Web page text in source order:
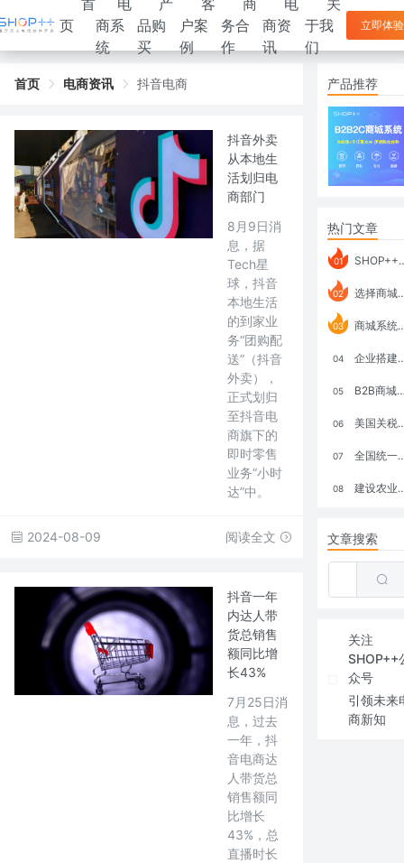
首
页
电
商系
统
产
品购
买
客
户案
例
商
务合
作
电
商资
讯
关
于我
们
立即体验
首页 电商资讯 抖音电商
抖音外卖
从本地生
活划归电
商部门
8月9日消
息，据
Tech星
球，抖音
本地生活
的到家业
务“团购配
送”（抖音
外卖），
正式划归
至抖音电
商旗下的
即时零售
业务“小时
达”中。
2024-08-09 阅读全文
抖音一年
内达人带
货总销售
额同比增
长43%
7月25日消
息，过去
一年，抖
音电商达
人带货总
销售额同
比增长
43%，总
直播时长
产品推荐
热门文章
01 SHOP++ B2B2C V9.1 全新发布 新亮点
02 选择商城系统要考虑哪些问题？
03 商城系统如何打通跨境电商模式？
04 企业搭建积分商城系统要注意什么？
05 B2B商城系统搭建：开发语言、功能、优势分析
06 美国关税政策冲击全球电商格局：五大类平台受重创，转型与自救成关键
07 全国统一大市场：电商如何掘金新蓝海？
08 建设农业强国，网上商城来助力！
文章搜索
关注
SHOP++
众号
引领未来
商新知